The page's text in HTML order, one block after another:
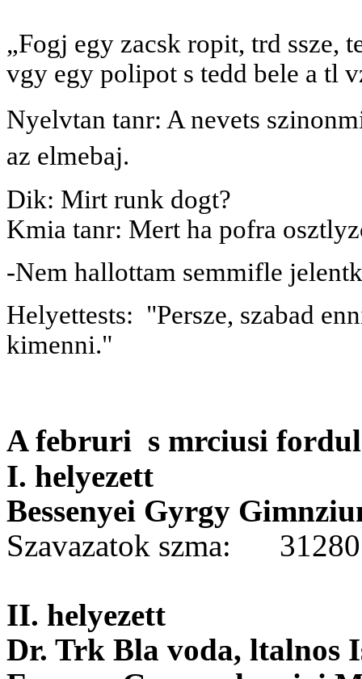
„Fogj egy zacsk ropit, trd ssze,
vgy egy polipot s tedd bele a tl
Nyelvtan tanr: A nevets
az elmebaj.
Dik: Mirt runk dogt?
Kmia tanr: Mert ha pofra
-Nem hallottam semmifle
Helyettests: "Persze, szabad
kimenni."
A februri s mrciusi fordul
I. helyezett
Bessenyei Gyrgy
Szavazatok szma:
II. helyezett
Dr. Trk Bla voda, ltalnos